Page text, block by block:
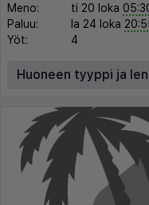
Meno:
ti 20 loka
Paluu:
la 24 loka
Yöt:
4
Huoneen tyyppi ja